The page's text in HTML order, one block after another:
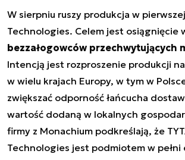
W sierpniu ruszy produkcja w
Technologies. Celem jest osiągnięcie
bezzałogowców przechwytujących
Intencją jest rozproszenie produkcji
w wielu krajach Europy, w tym w
zwiększać odporność łańcucha
wartość dodaną w lokalnych
firmy z Monachium podkreślają, że
Technologies jest podmiotem w pełni